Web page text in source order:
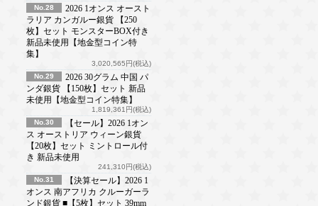
No.28
2026 1オンス オースト
ラリア カンガルー銀貨 【250
枚】セット モンスターBOX付き
新品未使用【地金型コイン特
集】
3,020,565円(税込)
No.29
2026 30グラム 中国 パ
ンダ銀貨 【150枚】セット 新品
未使用【地金型コイン特集】
1,819,361円(税込)
No.30
【セール】2026 1オン
ス オーストリア ウィーン銀貨
【20枚】セット ミントロール付
き 新品未使用
241,310円(税込)
No.31
【決算セール】2026 1
オンス 南アフリカ クルーガーラ
ンド銀貨 ■【5枚】セット 39mm